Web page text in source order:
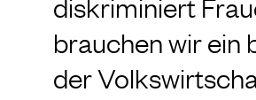
brauchen wir ein
der